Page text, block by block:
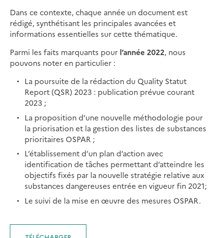
Dans ce contexte, chaque année un document est
rédigé, synthétisant les principales avancées et
informations essentielles sur cette thématique.
Parmi les faits marquants pour l’année 2022, nous
pouvons noter en particulier :
La poursuite de la rédaction du Quality Statut
Report (QSR) 2023 : publication prévue courant
2023 ;
La proposition d’une nouvelle méthodologie pour
la priorisation et la gestion des listes de substances
prioritaires OSPAR ;
L’établissement d’un plan d’action avec
identification de tâches permettant d’atteindre les
objectifs fixés par la nouvelle stratégie relative aux
substances dangereuses entrée en vigueur fin 2021;
Le suivi de la mise en œuvre des mesures OSPAR.